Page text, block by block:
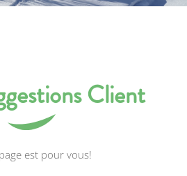
Client
est pour vous!